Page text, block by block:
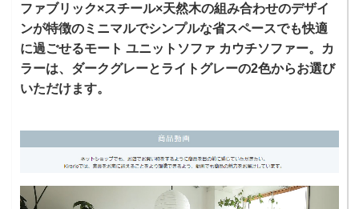
ファブリック×スチール×天然木の組み合わせのデザイ
ンが特徴のミニマルでシンプルな省スペースでも快適
に過ごせるモート ユニットソファ カウチソファー。カ
ラーは、ダークグレーとライトグレーの2色からお選び
いただけます。